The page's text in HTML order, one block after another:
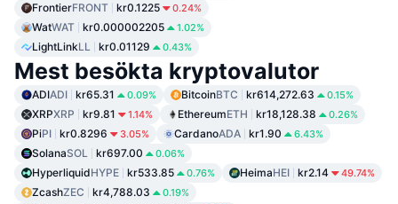
FrontierFRONT kr0.1225 0.24%
WatWAT kr0.000002205 1.02%
LightLinkLL kr0.01129 0.43%
Mest besökta kryptovalutor
ADIADI kr65.31 0.09% BitcoinBTC kr614,272.63 0.15%
XRPXRP kr9.81 1.14% EthereumETH kr18,128.38 0.26%
PiPI kr0.8296 3.05% CardanoADA kr1.90 6.43%
SolanaSOL kr697.00 0.06%
HyperliquidHYPE kr533.85 0.76% HeimaHEI kr2.14 49.74%
ZcashZEC kr4,788.03 0.19%